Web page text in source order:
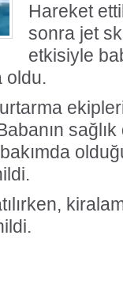
Hareket
sonra jet
etkisiyle
oldu.